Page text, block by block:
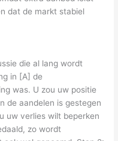
dat de markt stabiel
die al lang wordt
in [A] de
was. U zou uw positie
de aandelen is gestegen
uw verlies wilt beperken
zo wordt